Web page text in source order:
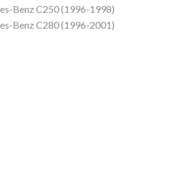
Benz C250 (1996-1998)
Benz C280 (1996-2001)